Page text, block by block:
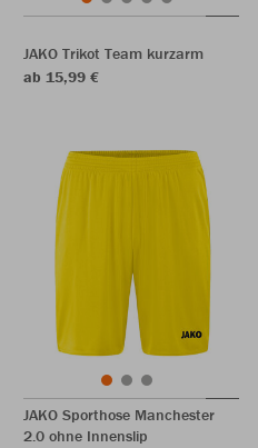
JAKO Trikot Team kurzarm
ab 15,99 €
JAKO Sporthose Manchester
2.0 ohne Innenslip